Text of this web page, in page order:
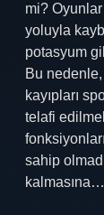
mi?
yoluyla
potasyum
Bu
kayıpları
telafi
sahip
kalmasına…